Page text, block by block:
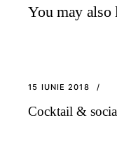
You may also
15 IUNIE 2018
Cocktail &